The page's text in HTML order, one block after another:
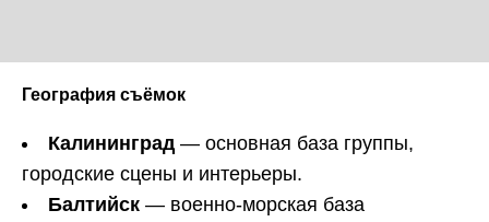
География съёмок
Калининград — основная база группы,
городские сцены и интерьеры.
Балтийск — военно-морская база